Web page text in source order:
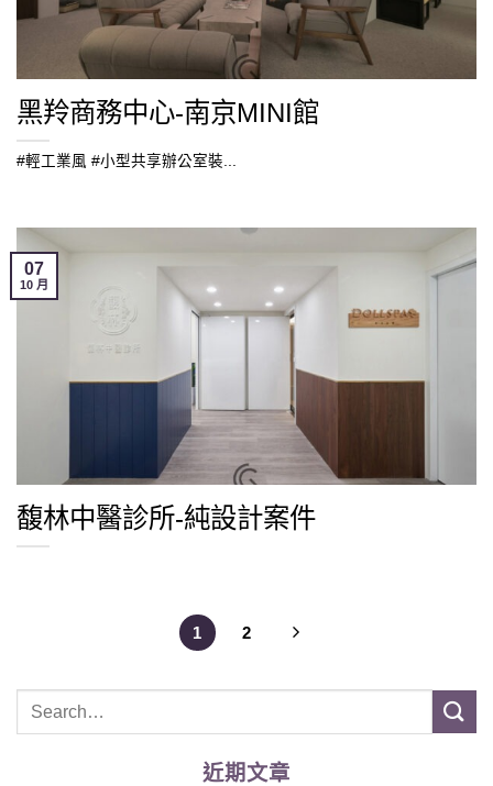
黑羚商務中心-南京MINI館
#輕工業風 #小型共享辦公室裝...
馥林中醫診所-純設計案件
07
10 月
1 2
近期文章